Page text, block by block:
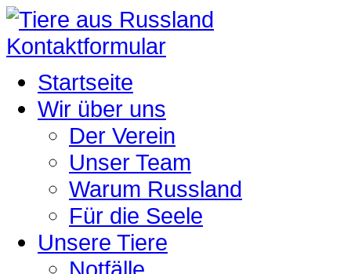
Kontaktformular
Startseite
Wir über uns
Der Verein
Unser Team
Warum Russland
Für die Seele
Unsere Tiere